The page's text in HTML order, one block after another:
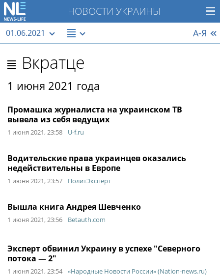
НОВОСТИ УКРАИНЫ
01.06.2021 А-Я
Вкратце
1 июня 2021 года
Промашка журналиста на украинском ТВ
вывела из себя ведущих
1 июня 2021, 23:58 U-f.ru
Водительские права украинцев оказались
недействительны в Европе
1 июня 2021, 23:57 ПолитЭксперт
Вышла книга Андрея Шевченко
1 июня 2021, 23:56 Betauth.com
Эксперт обвинил Украину в успехе "Северного
потока — 2"
1 июня 2021, 23:54 «Народные Новости России» (Nation-news.ru)